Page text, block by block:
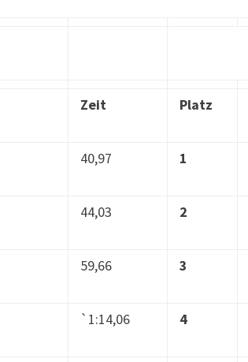
Zeit Platz
40,97 1
44,03 2
59,66 3
`1:14,06 4